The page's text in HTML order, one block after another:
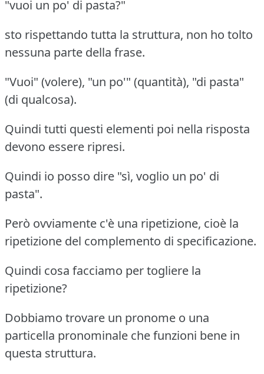
"vuoi un po' di pasta?"
sto rispettando tutta la struttura, non ho tolto
nessuna parte della frase.
"Vuoi" (volere), "un po'" (quantità), "di pasta"
(di qualcosa).
Quindi tutti questi elementi poi nella risposta
devono essere ripresi.
Quindi io posso dire "sì, voglio un po' di
pasta".
Però ovviamente c'è una ripetizione, cioè la
ripetizione del complemento di specificazione.
Quindi cosa facciamo per togliere la
ripetizione?
Dobbiamo trovare un pronome o una
particella pronominale che funzioni bene in
questa struttura.